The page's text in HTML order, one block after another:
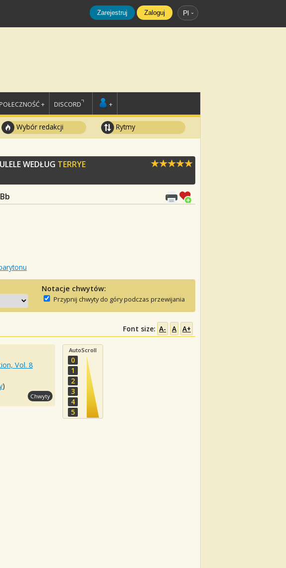
Zarejestruj Zaloguj Pl
+ DISCORD +
Wybór redakcji Rytmy
WEDŁUG TERRYE
Notacje chwytów:
Przypnij chwyty do góry podczas przewijania
Font size: A- A A+
Vol. 8
)
Chwyty
AutoScroll
0
1
2
3
4
5